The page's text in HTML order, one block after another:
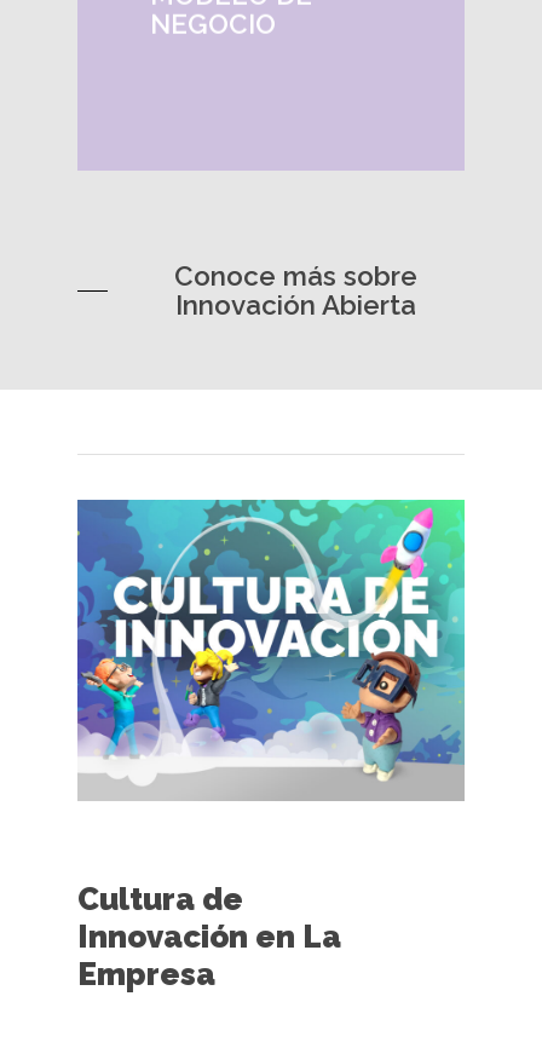
NEGOCIO
captura valor.
Conoce más sobre
Innovación Abierta
Cultura de
Innovación en La
Empresa